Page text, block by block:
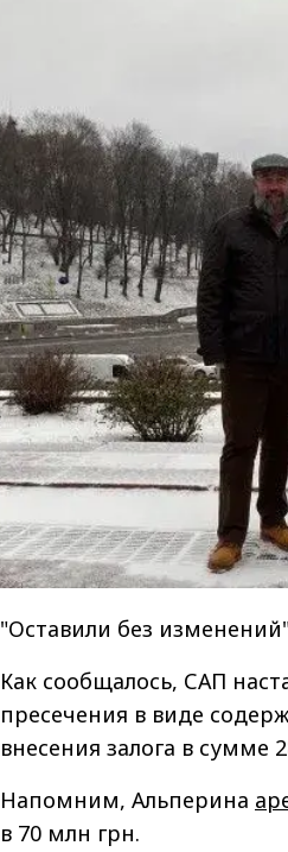
"Оставили без
Как сообщалось, САП
пресечения в виде
внесения залога в сумме
Напомним, Альперина
в 70 млн грн.